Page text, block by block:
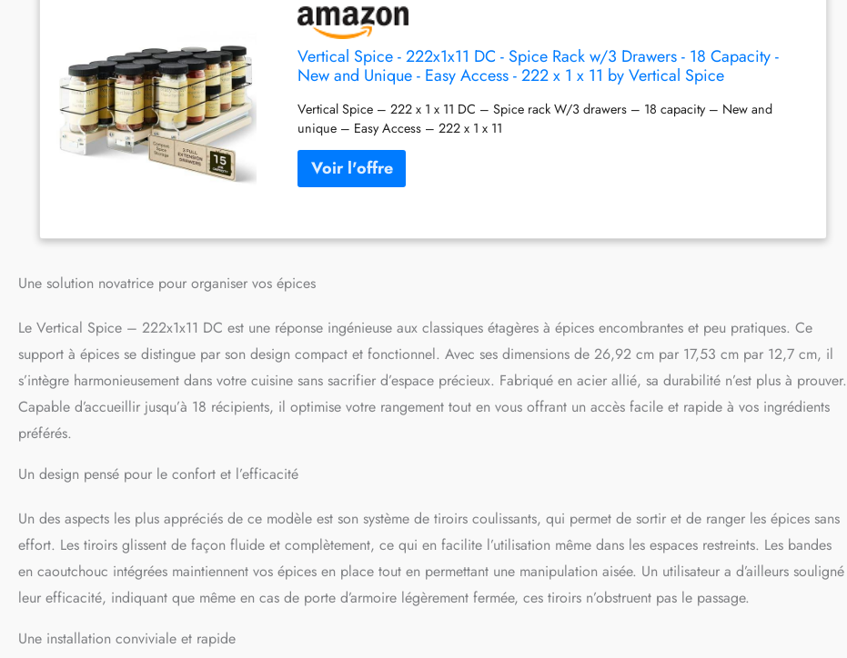
Vertical Spice - 222x1x11 DC - Spice Rack w/3 Drawers - 18 Capacity -
New and Unique - Easy Access - 222 x 1 x 11 by Vertical Spice
Vertical Spice – 222 x 1 x 11 DC – Spice rack W/3 drawers – 18 capacity – New and
unique – Easy Access – 222 x 1 x 11
Une solution novatrice pour organiser vos épices
Le Vertical Spice – 222x1x11 DC est une réponse ingénieuse aux classiques étagères à épices encombrantes et peu pratiques. Ce
support à épices se distingue par son design compact et fonctionnel. Avec ses dimensions de 26,92 cm par 17,53 cm par 12,7 cm, il
s’intègre harmonieusement dans votre cuisine sans sacrifier d’espace précieux. Fabriqué en acier allié, sa durabilité n’est plus à prouver.
Capable d’accueillir jusqu’à 18 récipients, il optimise votre rangement tout en vous offrant un accès facile et rapide à vos ingrédients
préférés.
Un design pensé pour le confort et l’efficacité
Un des aspects les plus appréciés de ce modèle est son système de tiroirs coulissants, qui permet de sortir et de ranger les épices sans
effort. Les tiroirs glissent de façon fluide et complètement, ce qui en facilite l’utilisation même dans les espaces restreints. Les bandes
en caoutchouc intégrées maintiennent vos épices en place tout en permettant une manipulation aisée. Un utilisateur a d’ailleurs souligné
leur efficacité, indiquant que même en cas de porte d’armoire légèrement fermée, ces tiroirs n’obstruent pas le passage.
Une installation conviviale et rapide